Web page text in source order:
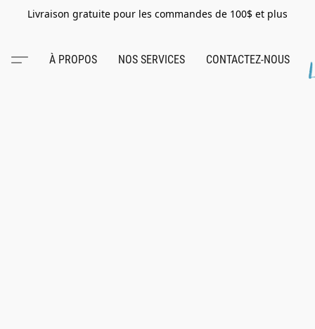
Livraison gratuite pour les commandes de 100$ et plus
À PROPOS NOS SERVICES CONTACTEZ-NOUS